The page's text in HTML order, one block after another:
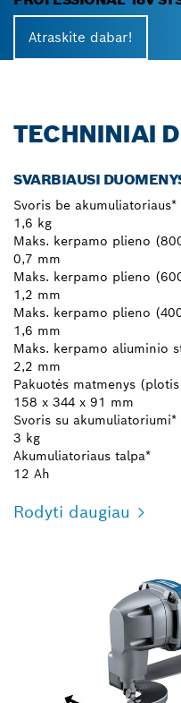
Atraskite dabar!
TECHNINIAI
SVARBIAUSI
Svoris be akumuliatoriaus*
1,6 kg
Maks. kerpamo plieno
0,7 mm
Maks. kerpamo plieno
1,2 mm
Maks. kerpamo plieno
1,6 mm
Maks. kerpamo aliuminio
2,2 mm
Pakuotės matmenys
158 x 344 x 91 mm
Svoris su akumuliatoriumi*
3 kg
Akumuliatoriaus talpa*
12 Ah
Rodyti daugiau